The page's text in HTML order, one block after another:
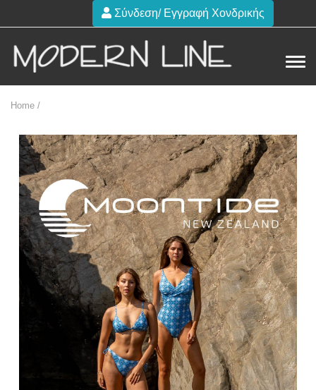
Σύνδεση/ Εγγραφή Χονδρικής
Home /